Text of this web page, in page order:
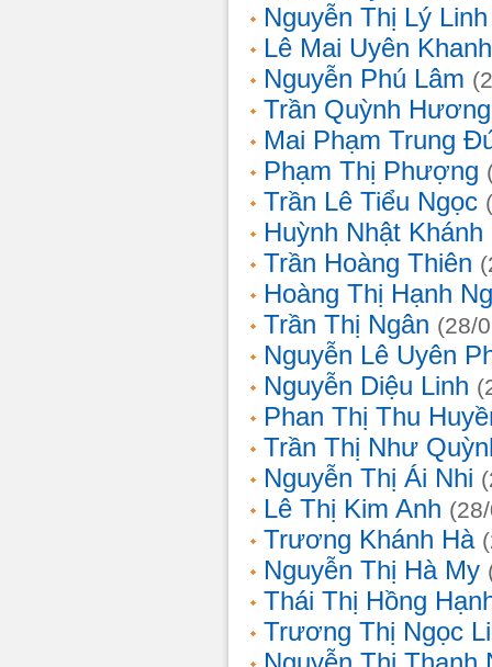
Nguyễn Thị Lý Linh
Lê Mai Uyên Khanh
Nguyễn Phú Lâm
Trần Quỳnh Hương
Mai Phạm Trung
Phạm Thị Phượng
Trần Lê Tiểu Ngọc
Huỳnh Nhật Khánh
Trần Hoàng Thiên
Hoàng Thị Hạnh
Trần Thị Ngân (28/
Nguyễn Lê Uyên
Nguyễn Diệu Linh
Phan Thị Thu
Trần Thị Như
Nguyễn Thị Ái Nhi
Lê Thị Kim Anh
Trương Khánh Hà
Nguyễn Thị Hà My
Thái Thị Hồng
Trương Thị Ngọc